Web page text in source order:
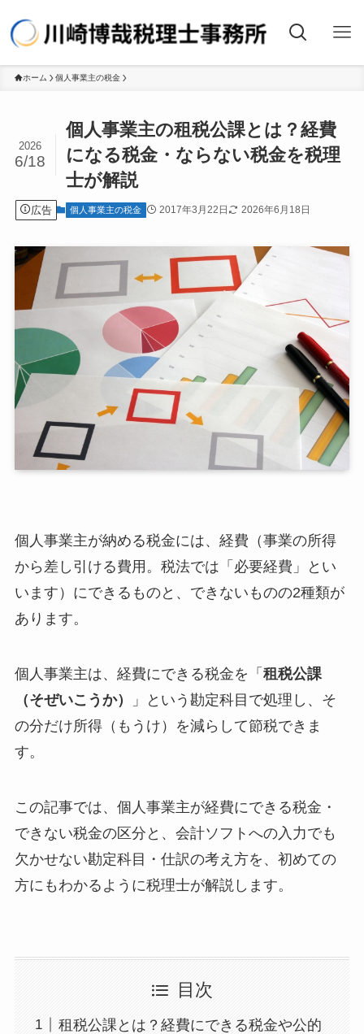
ホーム 個人事業主の税金
個人事業主の租税公課とは？経費
になる税金・ならない税金を税理
士が解説
2026
6/18
広告 個人事業主の税金 2017年3月22日 2026年6月18日
個人事業主が納める税金には、経費（事業の所得
から差し引ける費用。税法では「必要経費」とい
います）にできるものと、できないものの2種類が
あります。
個人事業主は、経費にできる税金を「 租税公課
（そぜいこうか）
」という勘定科目で処理し、そ
の分だけ所得（もうけ）を減らして節税できま
す。
この記事では、個人事業主が経費にできる税金・
できない税金の区分と、会計ソフトへの入力でも
欠かせない勘定科目・仕訳の考え方を、初めての
方にもわかるように税理士が解説します。
目次
租税公課とは？経費にできる税金や公的